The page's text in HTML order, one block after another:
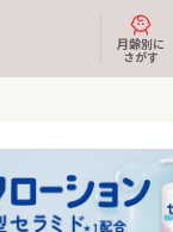
月齢別に
さがす